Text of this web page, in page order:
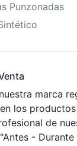
Punzonadas
marca
los
de
-